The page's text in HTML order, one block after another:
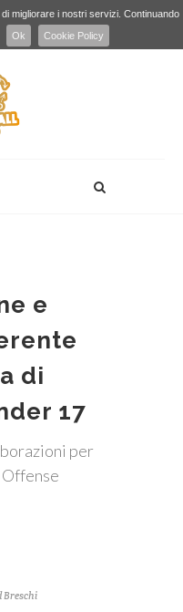
migliorare i nostri servizi. Continuando
Ok Cookie Policy
e
di
17
per
Breschi